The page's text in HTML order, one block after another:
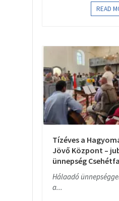
READ
Tízéves a
Jövő Központ –
ünnepség
Hálaadó
a...